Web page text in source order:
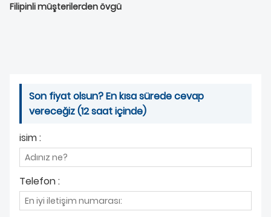
Filipinli müşterilerden övgü
Son fiyat olsun? En kısa sürede cevap
vereceğiz (12 saat içinde)
isim :
Telefon :